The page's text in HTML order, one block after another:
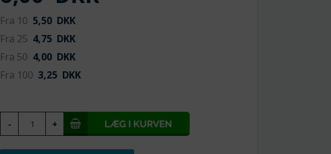
Fra 10 5,50 DKK
Fra 25 4,75 DKK
Fra 50 4,00 DKK
Fra 100 3,25 DKK